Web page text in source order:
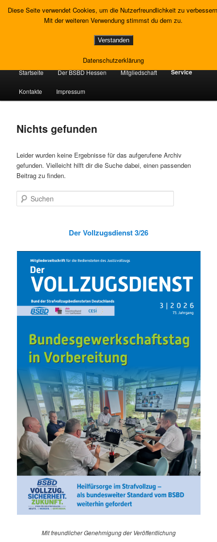
primären
sekundären
Landesverband Hessen
HauptmenüStartseite Der BSBD Hessen Mitgliedschaft Service
Kontakte Impressum
Nichts gefunden
Leider wurden keine Ergebnisse für das aufgerufene Archiv
gefunden. Vielleicht hilft dir die Suche dabei, einen passenden
Beitrag zu finden.
Suchen
Der Vollzugsdienst 3/26
Mit freundlicher Genehmigung der Veröffentlichung
Diese Seite verwendet Cookies, um die Nutzerfreundlichkeit zu
Mit der weiteren Verwendung stimmst du dem zu.
Verstanden
Datenschutzerklärung